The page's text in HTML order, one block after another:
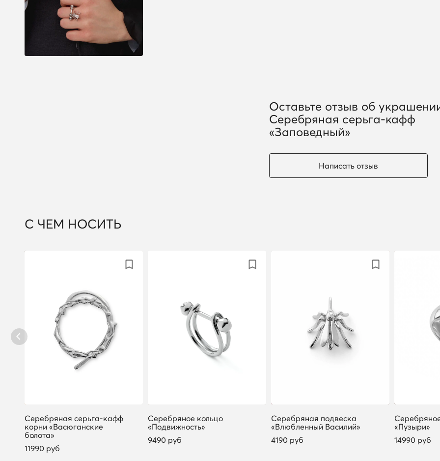
Оставьте отзыв об
Серебряная серьга-кафф
«Заповедный»
Написать отзыв
С ЧЕМ НОСИТЬ
Серебряная серьга-кафф
корни «Васюганские
болота»
11990 руб
Серебряное кольцо
«Подвижность»
9490 руб
Серебряная подвеска
«Влюбленный Василий»
4190 руб
«Пузыри»
14990 руб